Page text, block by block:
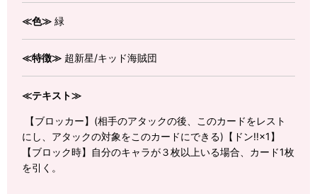
≪色≫ 緑
≪特徴≫ 超新星/キッド海賊団
≪テキスト≫
【ブロッカー】(相手のアタックの後、このカードをレスト
にし、アタックの対象をこのカードにできる)【ドン!!×1】
【ブロック時】自分のキャラが３枚以上いる場合、カード1枚
を引く。